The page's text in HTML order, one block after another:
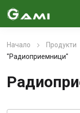
Начало Продукти
"Радиоприемници"